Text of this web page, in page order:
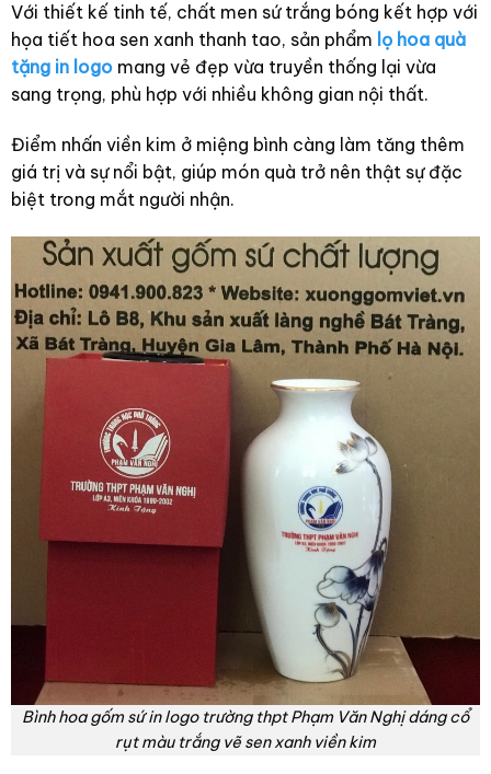
Với thiết kế tinh tế, chất men sứ trắng bóng kết hợp với
họa tiết hoa sen xanh thanh tao, sản phẩm lọ hoa quà
tặng in logomang vẻ đẹp vừa truyền thống lại vừa
sang trọng, phù hợp với nhiều không gian nội thất.
Điểm nhấn viền kim ở miệng bình càng làm tăng thêm
giá trị và sự nổi bật, giúp món quà trở nên thật sự đặc
biệt trong mắt người nhận.
Bình hoa gốm sứ in logo trường thpt Phạm Văn Nghị dáng cổ
rụt màu trắng vẽ sen xanh viền kim